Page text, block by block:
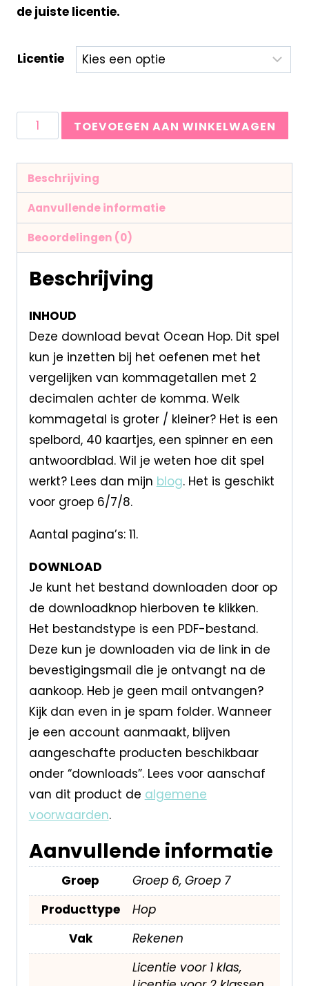
de juiste licentie.
Licentie
TOEVOEGEN AAN WINKELWAGEN
Beschrijving
Aanvullende informatie
Beoordelingen (0)
Beschrijving
INHOUD
Deze download bevat Ocean Hop. Dit spel
kun je inzetten bij het oefenen met het
vergelijken van kommagetallen met 2
decimalen achter de komma. Welk
kommagetal is groter / kleiner? Het is een
spelbord, 40 kaartjes, een spinner en een
antwoordblad. Wil je weten hoe dit spel
werkt? Lees dan mijn blog. Het is geschikt
voor groep 6/7/8.
Aantal pagina’s: 11.
DOWNLOAD
Je kunt het bestand downloaden door op
de downloadknop hierboven te klikken.
Het bestandstype is een PDF-bestand.
Deze kun je downloaden via de link in de
bevestigingsmail die je ontvangt na de
aankoop. Heb je geen mail ontvangen?
Kijk dan even in je spam folder. Wanneer
je een account aanmaakt, blijven
aangeschafte producten beschikbaar
onder “downloads”. Lees voor aanschaf
van dit product de algemene
voorwaarden.
Aanvullende informatie
Groep
Groep 6, Groep 7
Producttype
Hop
Vak
Rekenen
Licentie voor 1 klas,